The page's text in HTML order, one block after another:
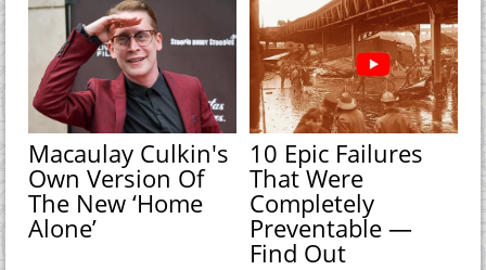
Macaulay Culkin's
Own Version Of
The New ‘Home
Alone’
10 Epic Failures
That Were
Completely
Preventable —
Find Out